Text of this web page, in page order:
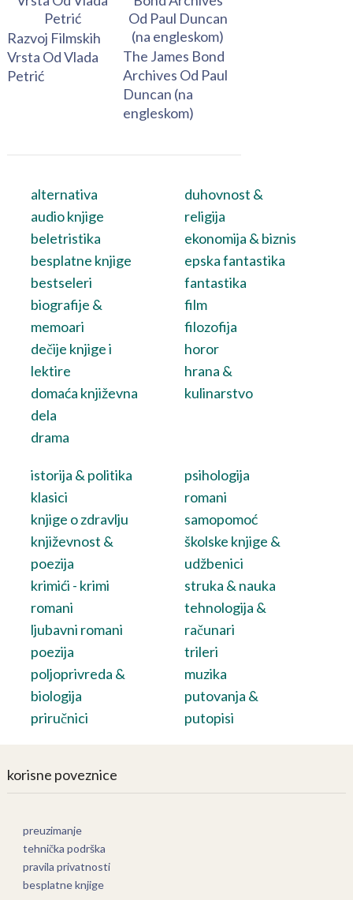
Razvoj Filmskih
Vrsta Od Vlada
Petrić
The James Bond
Archives Od Paul
Duncan (na
engleskom)
alternativa
audio knjige
beletristika
besplatne knjige
bestseleri
biografije &
memoari
dečije knjige i
lektire
domaća književna
dela
drama
duhovnost &
religija
ekonomija & biznis
epska fantastika
fantastika
film
filozofija
horor
hrana &
kulinarstvo
istorija & politika
klasici
knjige o zdravlju
književnost &
poezija
krimići - krimi
romani
ljubavni romani
poezija
poljoprivreda &
biologija
priručnici
psihologija
romani
samopomoć
školske knjige &
udžbenici
struka & nauka
tehnologija &
računari
trileri
muzika
putovanja &
putopisi
korisne poveznice
preuzimanje
tehnička podrška
pravila privatnosti
besplatne knjige